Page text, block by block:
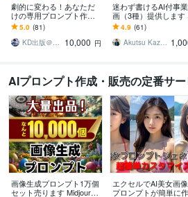
劇的に変わる！あなただ
けの専用プロンプト作り
ます 【☆5評価多数！初心
者必見】求める回答がく
る魔法のプロンプト
5.0 (81)
KD出版＠AIスタジオ
10,000 円
迷わず書けるAI付事
画（3種）提供します
トから集客したい、で
時間がない、と悩んで
る方へ
4.9 (61)
Akutsu Kazuhiro
AIプロンプト作成・販売の定番サ
画像生成プロンプト1万個
セット売ります Midjourne
エクセルでAI美女画
プロンプトが簡単に作